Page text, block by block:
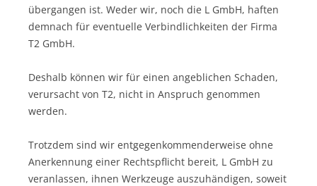
übergangen ist. Weder wir, noch die L GmbH, haften
demnach für eventuelle Verbindlichkeiten der Firma
T2 GmbH.
Deshalb können wir für einen angeblichen Schaden,
verursacht von T2, nicht in Anspruch genommen
werden.
Trotzdem sind wir entgegenkommenderweise ohne
Anerkennung einer Rechtspflicht bereit, L GmbH zu
veranlassen, ihnen Werkzeuge auszuhändigen, soweit